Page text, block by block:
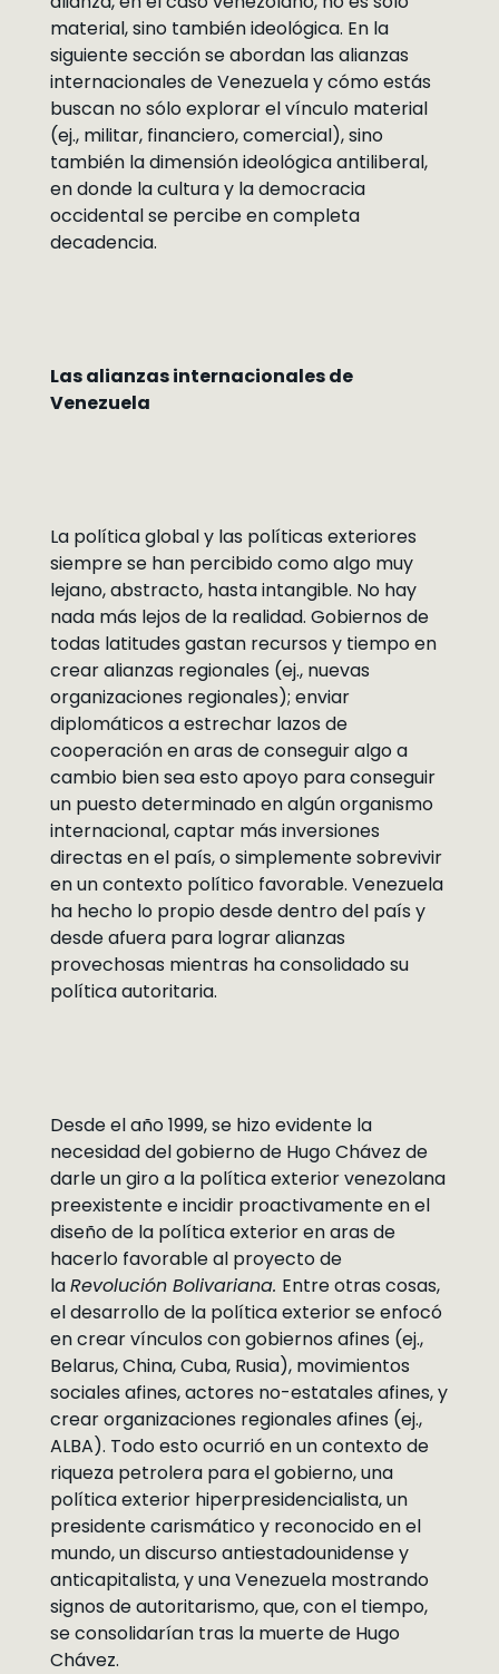
material, sino también ideológica. En la
siguiente sección se abordan las alianzas
internacionales de Venezuela y cómo estás
buscan no sólo explorar el vínculo material
(ej., militar, financiero, comercial), sino
también la dimensión ideológica antiliberal,
en donde la cultura y la democracia
occidental se percibe en completa
decadencia.
Las alianzas internacionales de
Venezuela
La política global y las políticas exteriores
siempre se han percibido como algo muy
lejano, abstracto, hasta intangible. No hay
nada más lejos de la realidad. Gobiernos de
todas latitudes gastan recursos y tiempo en
crear alianzas regionales (ej., nuevas
organizaciones regionales); enviar
diplomáticos a estrechar lazos de
cooperación en aras de conseguir algo a
cambio bien sea esto apoyo para conseguir
un puesto determinado en algún organismo
internacional, captar más inversiones
directas en el país, o simplemente sobrevivir
en un contexto político favorable. Venezuela
ha hecho lo propio desde dentro del país y
desde afuera para lograr alianzas
provechosas mientras ha consolidado su
política autoritaria.
Desde el año 1999, se hizo evidente la
necesidad del gobierno de Hugo Chávez de
darle un giro a la política exterior venezolana
preexistente e incidir proactivamente en el
diseño de la política exterior en aras de
hacerlo favorable al proyecto de
laRevolución Bolivariana. Entre otras cosas,
el desarrollo de la política exterior se enfocó
en crear vínculos con gobiernos afines (ej.,
Belarus, China, Cuba, Rusia), movimientos
sociales afines, actores no-estatales afines, y
crear organizaciones regionales afines (ej.,
ALBA). Todo esto ocurrió en un contexto de
riqueza petrolera para el gobierno, una
política exterior hiperpresidencialista, un
presidente carismático y reconocido en el
mundo, un discurso antiestadounidense y
anticapitalista, y una Venezuela mostrando
signos de autoritarismo, que, con el tiempo,
se consolidarían tras la muerte de Hugo
Chávez.